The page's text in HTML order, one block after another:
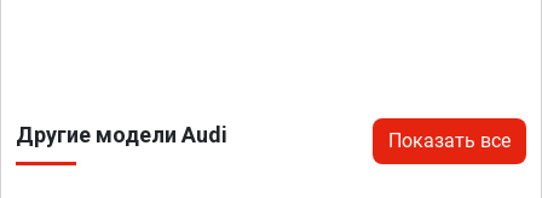
Другие модели Audi Показать все